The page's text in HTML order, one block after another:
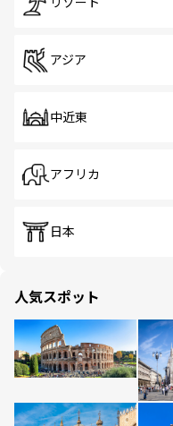
アジア
中近東
アフリカ
日本
人気スポット